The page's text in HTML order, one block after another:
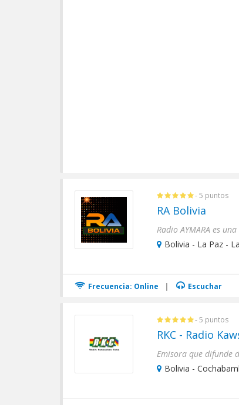
- 5 puntos
RA Bolivia
Bolivia - La Paz -
Frecuencia: Online | Escuchar
- 5 puntos
RKC - Radio
Bolivia -